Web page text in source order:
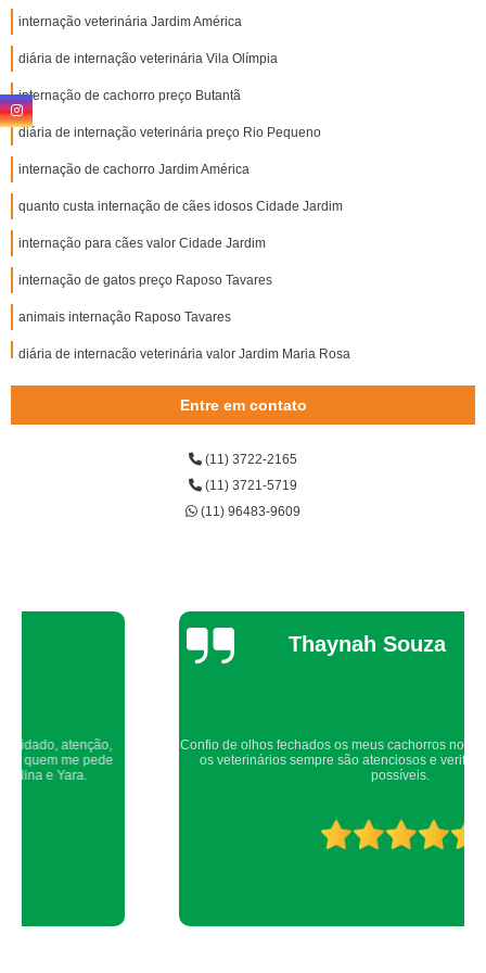
internação veterinária Jardim América
diária de internação veterinária Vila Olímpia
internação de cachorro preço Butantã
diária de internação veterinária preço Rio Pequeno
internação de cachorro Jardim América
quanto custa internação de cães idosos Cidade Jardim
internação para cães valor Cidade Jardim
internação de gatos preço Raposo Tavares
animais internação Raposo Tavares
diária de internação veterinária valor Jardim Maria Rosa
quanto custa internação veterinária 24 horas Alto de Pinheiros
clínica de internação para animais preço Portal do Morumbi
onde encontro clínica de internação para animais Lapa
onde encontro diária de internação veterinária Portal do Morumbi
internação clínica veterinária Portal do Morumbi
internação de gatos preço Osasco
onde encontro internação de gatos Taboão da Serra
Entre em contato
(11) 3722-2165
(11) 3721-5719
(11) 96483-9609
Thaynah Souza
Confio de olhos fechados os meus cachorros nos atendimentos da dog up,
os veterinários sempre são atenciosos e verificam todos os detalhes